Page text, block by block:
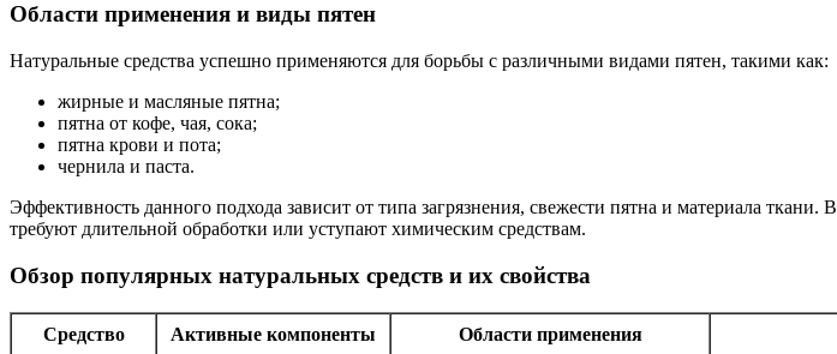
Области применения и виды пятен
Натуральные средства успешно применяются для борьбы с различными видами пятен, такими как:
жирные и масляные пятна;
пятна от кофе, чая, сока;
пятна крови и пота;
чернила и паста.
Эффективность данного подхода зависит от типа загрязнения, свежести пятна и материала
требуют длительной обработки или уступают химическим средствам.
Обзор популярных натуральных средств и их свойства
Средство Активные компоненты Области применения